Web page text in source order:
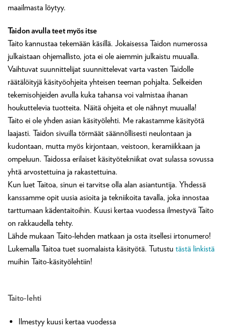
maailmasta löytyy.
Taidon avulla teet myös itse
Taito kannustaa tekemään käsillä. Jokaisessa Taidon numerossa
julkaistaan ohjemallisto, jota ei ole aiemmin julkaistu muualla.
Vaihtuvat suunnittelijat suunnittelevat varta vasten Taidolle
räätälöityjä käsityöohjeita yhteisen teeman pohjalta. Selkeiden
tekemisohjeiden avulla kuka tahansa voi valmistaa ihanan
houkuttelevia tuotteita. Näitä ohjeita et ole nähnyt muualla!
Taito ei ole yhden asian käsityölehti. Me rakastamme käsityötä
laajasti. Taidon sivuilla törmäät säännöllisesti neulontaan ja
kudontaan, mutta myös kirjontaan, veistoon, keramiikkaan ja
ompeluun. Taidossa erilaiset käsityötekniikat ovat sulassa sovussa
yhtä arvostettuina ja rakastettuina.
Kun luet Taitoa, sinun ei tarvitse olla alan asiantuntija. Yhdessä
kanssamme opit uusia asioita ja tekniikoita tavalla, joka innostaa
tarttumaan kädentaitoihin. Kuusi kertaa vuodessa ilmestyvä Taito
on rakkaudella tehty.
Lähde mukaan Taito-lehden matkaan ja osta itsellesi irtonumero!
Lukemalla Taitoa tuet suomalaista käsityötä. Tutustu tästä linkistä
muihin Taito-käsityölehtiin!
Taito-lehti
Ilmestyy kuusi kertaa vuodessa